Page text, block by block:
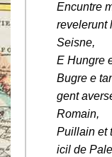
Encuntre
revelerunt
Seisne,
E Hungre
Bugre e
gent
Romain,
Puillain et
icil de